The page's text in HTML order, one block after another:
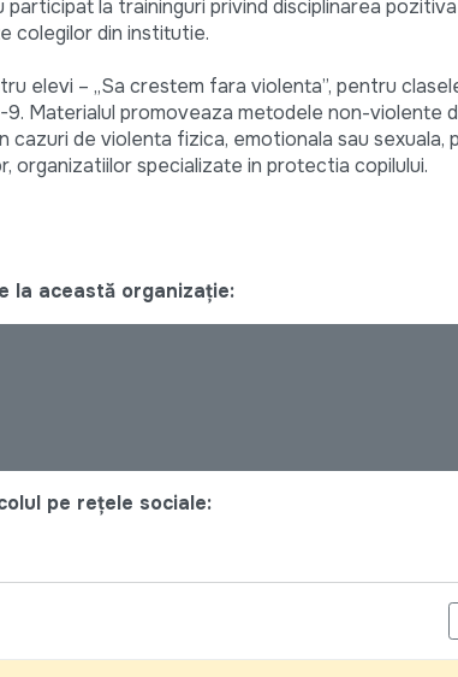
la traininguri privind disciplinarea
colegilor din institutie.
elevi – „Sa crestem fara violenta”, pentru
Materialul promoveaza metodele non-violente
de violenta fizica, emotionala sau sexuala,
specializate in protectia copilului.
la această organizație:
pe rețele sociale:
"REFLECTAREA FENOMENULUI CORUPTIEI IN MASS-